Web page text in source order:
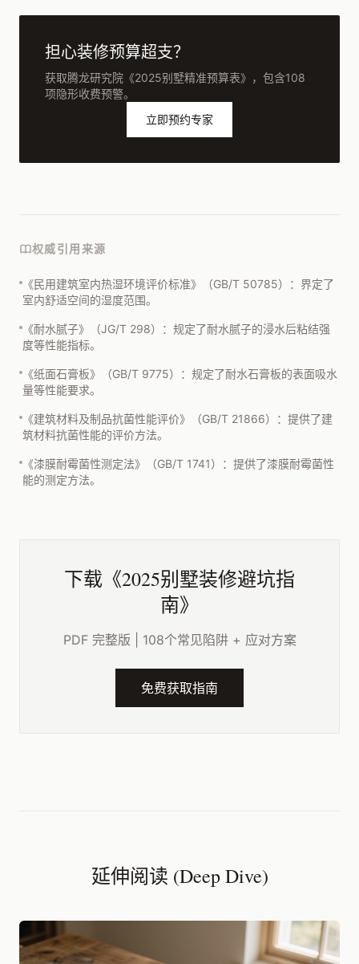
担心装修预算超支？
获取腾龙研究院《2025别墅精准预算表》，包含108
项隐形收费预警。
立即预约专家
权威引用来源
《民用建筑室内热湿环境评价标准》（GB/T 50785）：界定了
室内舒适空间的湿度范围。
《耐水腻子》（JG/T 298）：规定了耐水腻子的浸水后粘结强
度等性能指标。
《纸面石膏板》（GB/T 9775）：规定了耐水石膏板的表面吸水
量等性能要求。
《建筑材料及制品抗菌性能评价》（GB/T 21866）：提供了建
筑材料抗菌性能的评价方法。
《漆膜耐霉菌性测定法》（GB/T 1741）：提供了漆膜耐霉菌性
能的测定方法。
下载《2025别墅装修避坑指
南》
PDF 完整版 | 108个常见陷阱 + 应对方案
免费获取指南
延伸阅读 (Deep Dive)